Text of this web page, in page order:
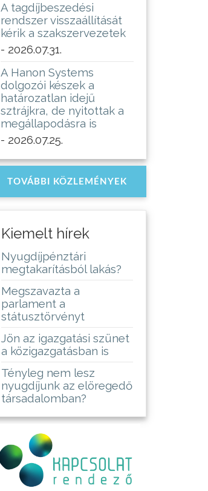
A tagdíjbeszedési
rendszer visszaállítását
kérik a szakszervezetek
- 2026.07.31.
A Hanon Systems
dolgozói készek a
határozatlan idejű
sztrájkra, de nyitottak a
megállapodásra is
- 2026.07.25.
TOVÁBBI KÖZLEMÉNYEK
Kiemelt hírek
Nyugdíjpénztári
megtakarításból lakás?
Megszavazta a
parlament a
státusztörvényt
Jön az igazgatási szünet
a közigazgatásban is
Tényleg nem lesz
nyugdíjunk az elöregedő
társadalomban?